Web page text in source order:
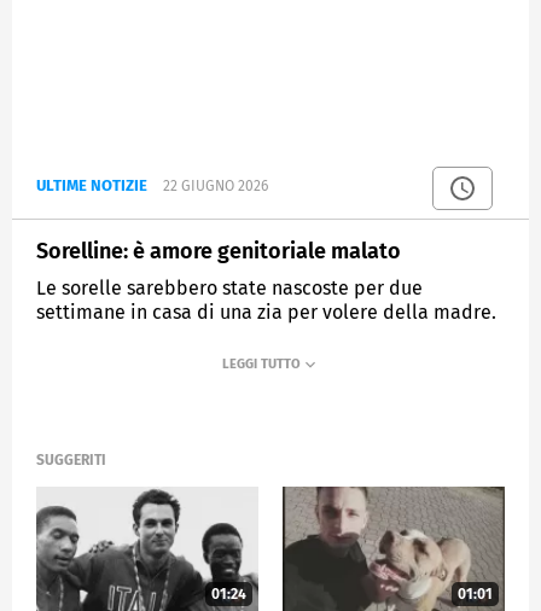
ULTIME NOTIZIE 22 GIUGNO 2026
Sorelline: è amore genitoriale malato
Le sorelle sarebbero state nascoste per due
settimane in casa di una zia per volere della madre.
SUGGERITI
01:24 01:01